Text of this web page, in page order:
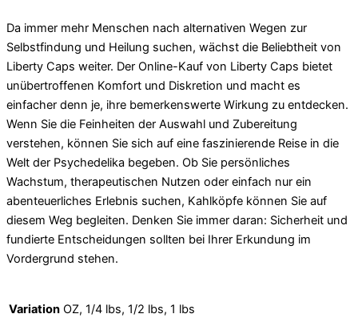
Da immer mehr Menschen nach alternativen Wegen zur
Selbstfindung und Heilung suchen, wächst die Beliebtheit von
Liberty Caps weiter. Der Online-Kauf von Liberty Caps bietet
unübertroffenen Komfort und Diskretion und macht es
einfacher denn je, ihre bemerkenswerte Wirkung zu entdecken.
Wenn Sie die Feinheiten der Auswahl und Zubereitung
verstehen, können Sie sich auf eine faszinierende Reise in die
Welt der Psychedelika begeben. Ob Sie persönliches
Wachstum, therapeutischen Nutzen oder einfach nur ein
abenteuerliches Erlebnis suchen, Kahlköpfe können Sie auf
diesem Weg begleiten. Denken Sie immer daran: Sicherheit und
fundierte Entscheidungen sollten bei Ihrer Erkundung im
Vordergrund stehen.
Variation OZ, 1/4 lbs, 1/2 lbs, 1 lbs